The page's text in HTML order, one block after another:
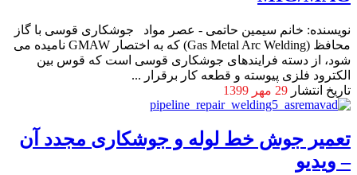
نویسنده: خانم سیمین حاتمی - عصر مواد جوشکاری قوسی با گاز
محافظ (Gas Metal Arc Welding) که به اختصار GMAW نامیده می
شود، از دسته فرایندهای جوشکاری قوسی است که قوس بین
الکترود فلزی پیوسته و قطعه کار برقرار ...
تاریخ انتشار 29 مهر 1399
تعمیر جوش خط لوله و جوشکاری مجدد آن
– ویدیو